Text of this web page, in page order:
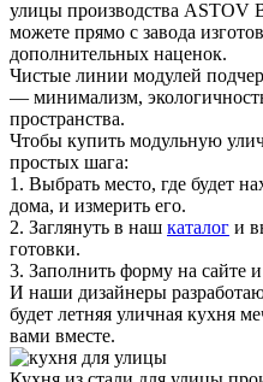
улицы производства
можете прямо с завода
дополнительных наценок.
Чистые линии модулей
— минимализм,
пространства.
Чтобы купить модульную
простых шага:
1. Выбрать место, где будет
дома, и измерить его.
2. Заглянуть в наш каталог и
готовки.
3. Заполнить форму на сайте
И наши дизайнеры
будет летняя уличная кухня
вами вместе.